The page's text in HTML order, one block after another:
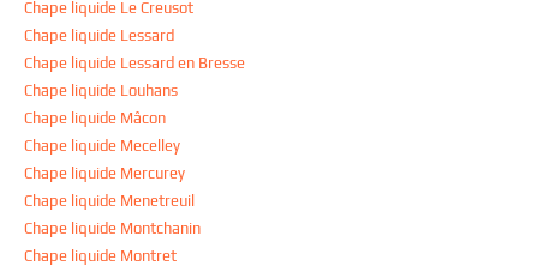
Chape liquide Le Creusot
Chape liquide Lessard
Chape liquide Lessard en Bresse
Chape liquide Louhans
Chape liquide Mâcon
Chape liquide Mecelley
Chape liquide Mercurey
Chape liquide Menetreuil
Chape liquide Montchanin
Chape liquide Montret